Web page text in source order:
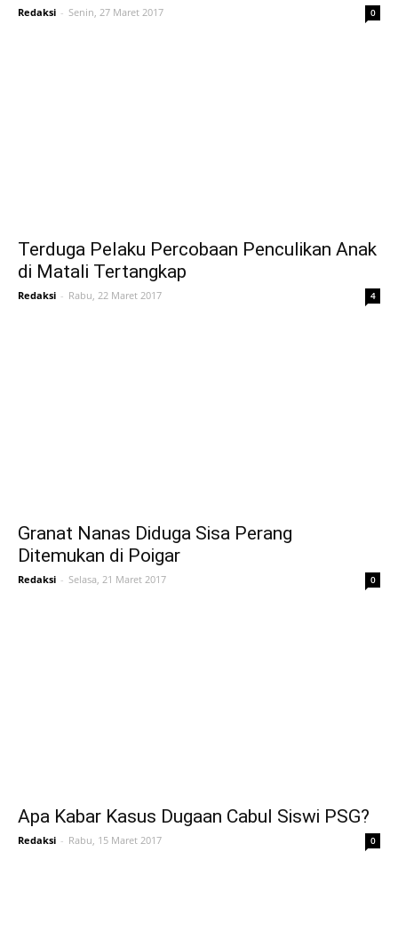
Redaksi - Senin, 27 Maret 2017 0
Terduga Pelaku Percobaan Penculikan Anak
di Matali Tertangkap
Redaksi - Rabu, 22 Maret 2017 4
Granat Nanas Diduga Sisa Perang
Ditemukan di Poigar
Redaksi - Selasa, 21 Maret 2017 0
Apa Kabar Kasus Dugaan Cabul Siswi PSG?
Redaksi - Rabu, 15 Maret 2017 0